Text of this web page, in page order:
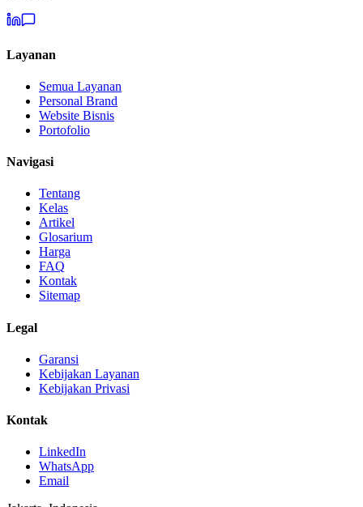
Layanan
Semua Layanan
Personal Brand
Website Bisnis
Portofolio
Navigasi
Tentang
Kelas
Artikel
Glosarium
Harga
FAQ
Kontak
Sitemap
Legal
Garansi
Kebijakan Layanan
Kebijakan Privasi
Kontak
LinkedIn
WhatsApp
Email